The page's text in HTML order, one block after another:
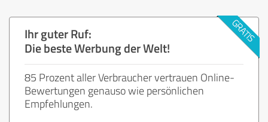
Ihr guter Ruf:
Die beste Werbung der Welt!
85 Prozent aller Verbraucher vertrauen Online-
Bewertungen genauso wie persönlichen
Empfehlungen.